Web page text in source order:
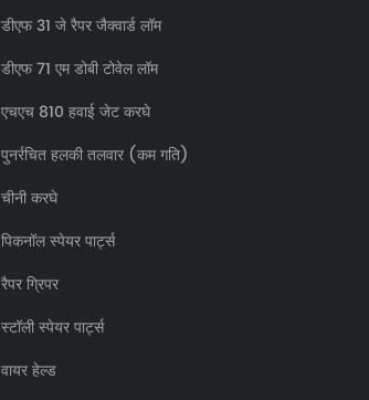
डीएफ 31 जे रैपर जैक्वार्ड लॉम
डीएफ 71 एम डोबी टोवेल लॉम
एचएच 810 हवाई जेट करघे
पुनर्रचित हलकी तलवार (कम गति)
चीनी करघे
पिकनॉल स्पेयर पार्ट्स
रैपर ग्रिपर
स्टॉली स्पेयर पार्ट्स
वायर हेल्ड